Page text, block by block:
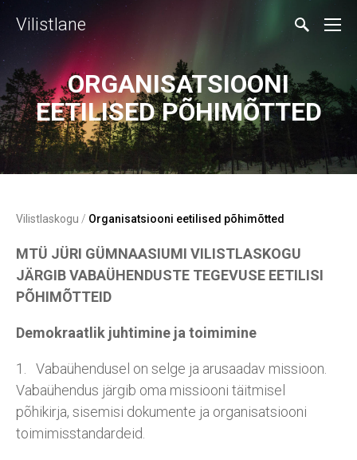
Vilistlane
ORGANISATSIOONI
EETILISED PÕHIMÕTTED
Vilistlaskogu / Organisatsiooni eetilised põhimõtted
MTÜ JÜRI GÜMNAASIUMI VILISTLASKOGU
JÄRGIB VABAÜHENDUSTE TEGEVUSE EETILISI
PÕHIMÕTTEID
Demokraatlik juhtimine ja toimimine
1. Vabaühendusel on selge ja arusaadav missioon.
Vabaühendus järgib oma missiooni täitmisel
põhikirja, sisemisi dokumente ja organisatsiooni
toimimisstandardeid.